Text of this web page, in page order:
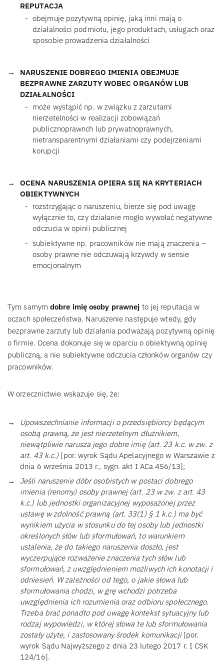
REPUTACJA
obejmuje pozytywną opinię, jaką inni mają o
działalności podmiotu, jego produktach, usługach oraz
sposobie prowadzenia działalności
NARUSZENIE DOBREGO IMIENIA OBEJMUJE
BEZPRAWNE ZARZUTY WOBEC ORGANÓW LUB
DZIAŁALNOŚCI
może wystąpić np. w związku z zarzutami
nierzetelności w realizacji zobowiązań
publicznoprawnch lub prywatnoprawnych,
nietransparentnymi działaniami czy podejrzeniami
korupcji
OCENA NARUSZENIA OPIERA SIĘ NA KRYTERIACH
OBIEKTYWNYCH
rozstrzygając o naruszeniu, bierze się pod uwagę
wyłącznie to, czy działanie mogło wywołać negatywne
odczucia w opinii publicznej
subiektywne np. pracowników nie mają znaczenia –
osoby prawne nie odczuwają krzywdy w sensie
emocjonalnym
Tym samym dobre imię osoby prawnej to jej reputacja w
oczach społeczeństwa. Naruszenie następuje wtedy, gdy
bezprawne zarzuty lub działania podważają pozytywną opinię
o firmie. Ocena dokonuje się w oparciu o obiektywną opinię
publiczną, a nie subiektywne odczucia członków organów czy
pracowników.
W orzecznictwie wskazuje się, że:
Upowszechnianie informacji o przedsiębiorcy będącym
osobą prawną, że jest nierzetelnym dłużnikiem,
niewątpliwie narusza jego dobre imię (art. 23 k.c. w zw. z
art. 43 k.c.)[por. wyrok Sądu Apelacyjnego w Warszawie z
dnia 6 września 2013 r., sygn. akt I ACa 456/13];
Jeśli naruszenie dóbr osobistych w postaci dobrego
imienia (renomy) osoby prawnej (art. 23 w zw. z art. 43
k.c.) lub jednostki organizacyjnej wyposażonej przez
ustawę w zdolność prawną (art. 33(1) § 1 k.c.) ma być
wynikiem użycia w stosunku do tej osoby lub jednostki
określonych słów lub sformułowań, to warunkiem
ustalenia, że do takiego naruszenia doszło, jest
wyczerpujące rozważenie znaczenia tych słów lub
sformułowań, z uwzględnieniem możliwych ich konotacji i
odniesień. W zależności od tego, o jakie słowa lub
sformułowania chodzi, w grę wchodzi potrzeba
uwzględnienia ich rozumienia oraz odbioru społecznego.
Trzeba brać ponadto pod uwagę kontekst sytuacyjny lub
rodzaj wypowiedzi, w której słowa te lub sformułowania
zostały użyte, i zastosowany środek komunikacji[por.
wyrok Sądu Najwyższego z dnia 23 lutego 2017 r. I CSK
124/16].